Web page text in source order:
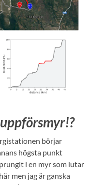
börjar
högsta punkt
i en myr som lutar
men jag är ganska